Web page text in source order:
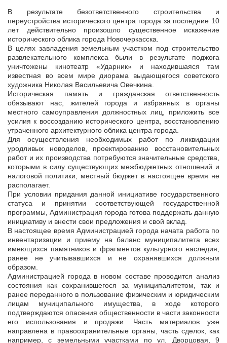
В результате безответственного строительства и
переустройства исторического центра города за последние 10
лет действительно произошло существенное искажение
исторического облика города Новочеркасска.
В целях завладения земельным участком под строительство
развлекательного комплекса были в результате поджога
уничтожены кинотеатр «Ударник» и находившаяся там
известная во всем мире диорама выдающегося советского
художника Николая Васильевича Овечкина.
Историческая память и гражданская ответственность
обязывают нас, жителей города и избранных в органы
местного самоуправления должностных лиц, приложить все
усилия к воссозданию исторического центра, восстановлению
утраченного архитектурного облика центра города.
Для осуществления необходимых работ по ликвидации
уродливых новоделов, проектированию восстановительных
работ и их производства потребуются значительные средства,
которыми в силу существующих межбюджетных отношений и
налоговой политики, местный бюджет в настоящее время не
располагает.
При условии придания данной инициативе государственного
статуса и принятии соответствующей государственной
программы, Администрация города готова поддержать данную
инициативу и внести свои предложения и свой вклад.
В настоящее время Администрацией города начата работа по
инвентаризации и приему на баланс муниципалитета всех
имеющихся памятников и фрагментов культурного наследия,
ранее не учитывавшихся и не охранявшихся должным
образом.
Администрацией города в новом составе проводится анализ
состояния как сохранившегося за муниципалитетом, так и
ранее переданного в пользование физическим и юридическим
лицам муниципального имущества, в ходе которого
подтверждаются опасения общественности в части законности
его использования и продажи. Часть материалов уже
направлена в правоохранительные органы, часть сделок, как
например, с земельными участками по ул. Дворцовая, 9